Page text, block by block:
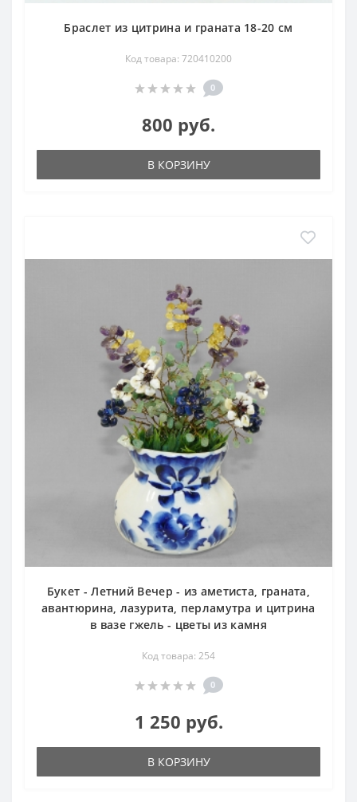
Браслет из цитрина и граната 18-20 см
Код товара: 720410200
0
800 руб.
В КОРЗИНУ
Букет - Летний Вечер - из аметиста, граната,
авантюрина, лазурита, перламутра и цитрина
в вазе гжель - цветы из камня
Код товара: 254
0
1 250 руб.
В КОРЗИНУ